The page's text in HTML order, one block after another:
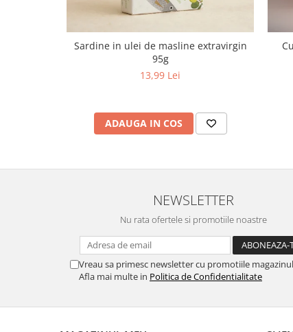
Sardine in ulei de masline extravirgin
95g
13,99 Lei
ADAUGA IN COS
NEWSLETTER
Nu rata ofertele si promotiile noastre
Vreau sa primesc newsletter cu promotiile
Afla mai multe in Politica de Confidentialitate